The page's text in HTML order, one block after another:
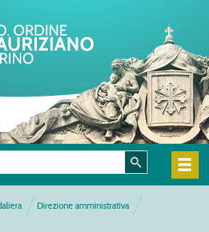
Direzione amministrativa